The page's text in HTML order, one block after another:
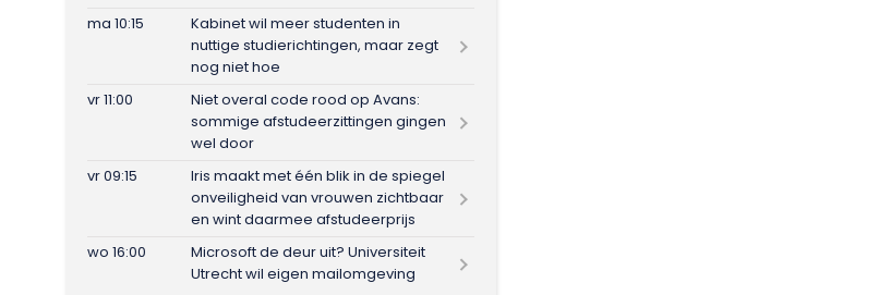
ma 10:15
Kabinet wil meer studenten in
nuttige studierichtingen, maar zegt
nog niet hoe
vr 11:00
Niet overal code rood op Avans:
sommige afstudeerzittingen gingen
wel door
vr 09:15
Iris maakt met één blik in de spiegel
onveiligheid van vrouwen zichtbaar
en wint daarmee afstudeerprijs
wo 16:00
Microsoft de deur uit? Universiteit
Utrecht wil eigen mailomgeving